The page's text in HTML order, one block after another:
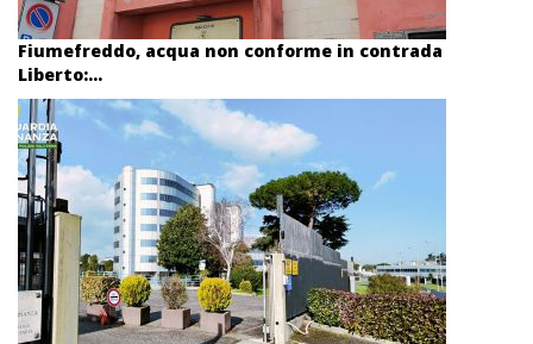
Fiumefreddo, acqua non conforme in contrada
Liberto:...